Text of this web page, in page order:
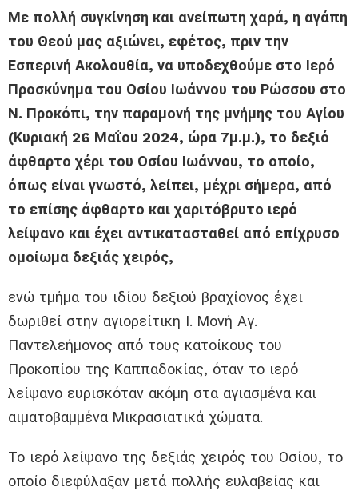
Με πολλή συγκίνηση και ανείπωτη χαρά, η αγάπη
του Θεού μας αξιώνει, εφέτος, πριν την
Εσπερινή Ακολουθία, να υποδεχθούμε στο Ιερό
Προσκύνημα του Οσίου Ιωάννου του Ρώσσου στο
Ν. Προκόπι, την παραμονή της μνήμης του Αγίου
(Κυριακή 26 Μαΐου 2024, ώρα 7μ.μ.), το δεξιό
άφθαρτο χέρι του Οσίου Ιωάννου, το οποίο,
όπως είναι γνωστό, λείπει, μέχρι σήμερα, από
το επίσης άφθαρτο και χαριτόβρυτο ιερό
λείψανο και έχει αντικατασταθεί από επίχρυσο
ομοίωμα δεξιάς χειρός,
ενώ τμήμα του ιδίου δεξιού βραχίονος έχει
δωριθεί στην αγιορείτικη Ι. Μονή Αγ.
Παντελεήμονος από τους κατοίκους του
Προκοπίου της Καππαδοκίας, όταν το ιερό
λείψανο ευρισκόταν ακόμη στα αγιασμένα και
αιματοβαμμένα Μικρασιατικά χώματα.
Το ιερό λείψανο της δεξιάς χειρός του Οσίου, το
οποίο διεφύλαξαν μετά πολλής ευλαβείας και